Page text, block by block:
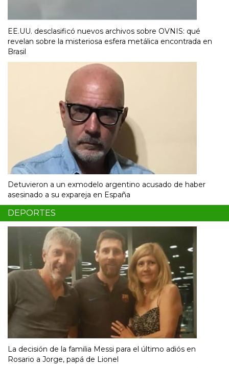
EE.UU. desclasificó nuevos archivos sobre OVNIS: qué
revelan sobre la misteriosa esfera metálica encontrada en
Brasil
Detuvieron a un exmodelo argentino acusado de haber
asesinado a su expareja en España
DEPORTES
La decisión de la familia Messi para el último adiós en
Rosario a Jorge, papá de Lionel